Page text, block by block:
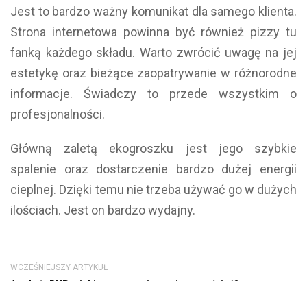
Jest to bardzo ważny komunikat dla samego klienta.
Strona internetowa powinna być również pizzy tu
fanką każdego składu. Warto zwrócić uwagę na jej
estetykę oraz bieżące zaopatrywanie w różnorodne
informacje. Świadczy to przede wszystkim o
profesjonalności.
Główną zaletą ekogroszku jest jego szybkie
spalenie oraz dostarczenie bardzo dużej energii
cieplnej. Dzięki temu nie trzeba używać go w dużych
ilościach. Jest on bardzo wydajny.
WCZEŚNIEJSZY ARTYKUŁ